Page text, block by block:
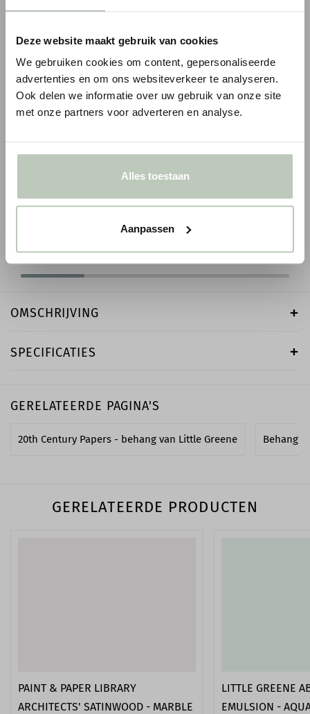
Deze website maakt gebruik van cookies
We gebruiken cookies om content, gepersonaliseerde
advertenties en om ons websiteverkeer te analyseren.
Ook delen we informatie over uw gebruik van onze site
met onze partners voor adverteren en analyse.
Alles toestaan
Aanpassen
ORAC WANDLIJST PX120
incl. BTW
ORAC WANDLIJST
OMSCHRIJVING
SPECIFICATIES
GERELATEERDE PAGINA'S
20th Century Papers - behang van Little Greene Behang
GERELATEERDE PRODUCTEN
PAINT & PAPER LIBRARY
ARCHITECTS' SATINWOOD - MARBLE
LITTLE GREENE
EMULSION -